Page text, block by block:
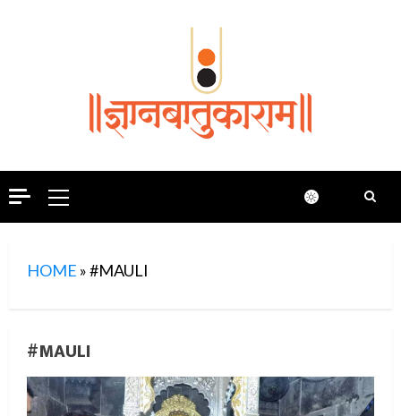
Primary
Menu
HOME »#MAULI
#MAULI